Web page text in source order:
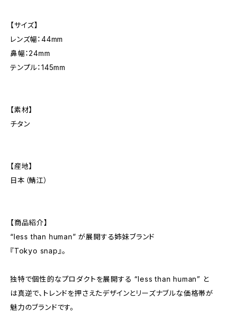
【サイズ】
レンズ幅：44mm
鼻幅：24mm
テンプル：145mm
【素材】
チタン
【産地】
日本（鯖江）
【商品紹介】
“less than human” が展開する姉妹ブランド
『Tokyo snap』。
独特で個性的なプロダクトを展開する “less than human” と
は真逆で、トレンドを押さえたデザインとリーズナブルな価格帯が
魅力のブランドです。